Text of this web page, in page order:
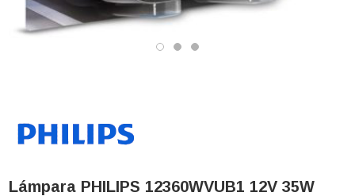
Lámpara PHILIPS 12360WVUB1 12V 35W